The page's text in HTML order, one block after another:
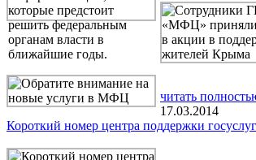
читать
17.03.2014
Короткий номер центра поддержки